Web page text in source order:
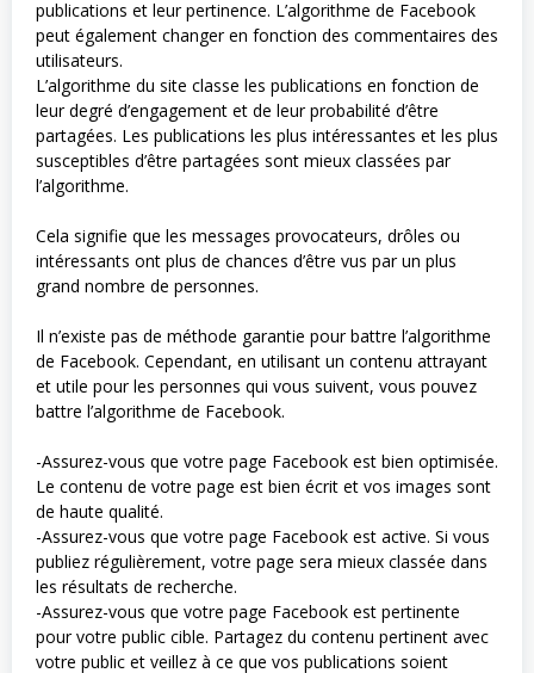
publications et leur pertinence. L’algorithme de Facebook
peut également changer en fonction des commentaires des
utilisateurs.
L’algorithme du site classe les publications en fonction de
leur degré d’engagement et de leur probabilité d’être
partagées. Les publications les plus intéressantes et les plus
susceptibles d’être partagées sont mieux classées par
l’algorithme.
Cela signifie que les messages provocateurs, drôles ou
intéressants ont plus de chances d’être vus par un plus
grand nombre de personnes.
Il n’existe pas de méthode garantie pour battre l’algorithme
de Facebook. Cependant, en utilisant un contenu attrayant
et utile pour les personnes qui vous suivent, vous pouvez
battre l’algorithme de Facebook.
-Assurez-vous que votre page Facebook est bien optimisée.
Le contenu de votre page est bien écrit et vos images sont
de haute qualité.
-Assurez-vous que votre page Facebook est active. Si vous
publiez régulièrement, votre page sera mieux classée dans
les résultats de recherche.
-Assurez-vous que votre page Facebook est pertinente
pour votre public cible. Partagez du contenu pertinent avec
votre public et veillez à ce que vos publications soient